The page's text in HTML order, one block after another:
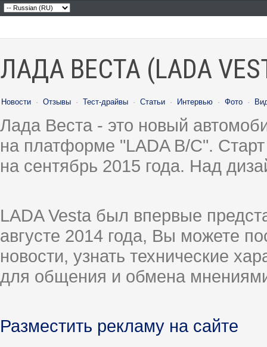
ЛАДА ВЕСТА (LADA
Новости · Отзывы · Тест-драйвы · Статьи · Интервью · Фото ·
Лада Веста - это новый
на платформе "LADA B/C".
на сентябрь 2015 года. Над
LADA Vesta был впервые
августе 2014 года, Вы можете
новости, узнать технические
для общения и обмена
Разместить рекламу на сайте